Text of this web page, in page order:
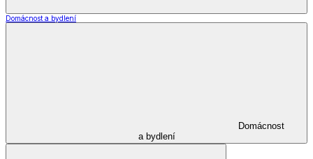
Domácnost a bydlení
Domácnost
a bydlení